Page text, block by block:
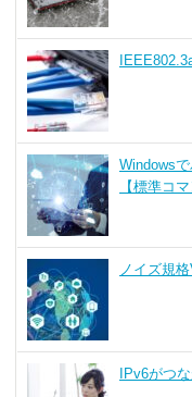
Windows
【標準コ
ノイズ規
IPv6がつ